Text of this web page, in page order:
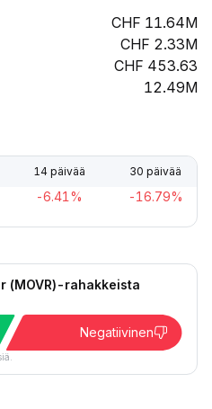
11.64M
2.33M
453.63
12.49M
14 päivää 30 päivää
-6.41% -16.79%
(MOVR)-rahakkeista
Negatiivinen